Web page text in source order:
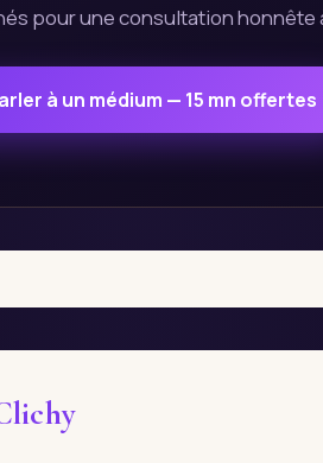
pour une consultation honnête
à un médium — 15 mn offertes